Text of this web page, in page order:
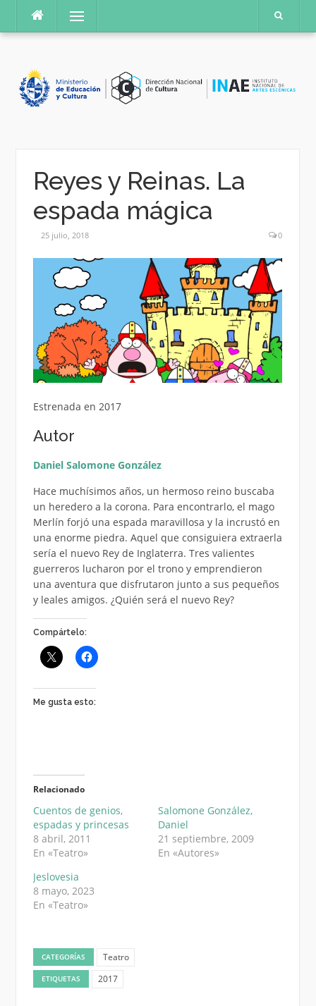
contenido
Menú
Reyes y Reinas. La
espada mágica
25 julio, 2018 0
Estrenada en 2017
Autor
Daniel Salomone González
Hace muchísimos años, un hermoso reino buscaba
un heredero a la corona. Para encontrarlo, el mago
Merlín forjó una espada maravillosa y la incrustó en
una enorme piedra. Aquel que consiguiera extraerla
sería el nuevo Rey de Inglaterra. Tres valientes
guerreros lucharon por el trono y emprendieron
una aventura que disfrutaron junto a sus pequeños
y leales amigos. ¿Quién será el nuevo Rey?
Compártelo:
Me gusta esto:
Relacionado
Cuentos de genios,
espadas y princesas
8 abril, 2011
En «Teatro»
Salomone González,
Daniel
21 septiembre, 2009
En «Autores»
Jeslovesia
8 mayo, 2023
En «Teatro»
CATEGORÍAS Teatro
ETIQUETAS 2017